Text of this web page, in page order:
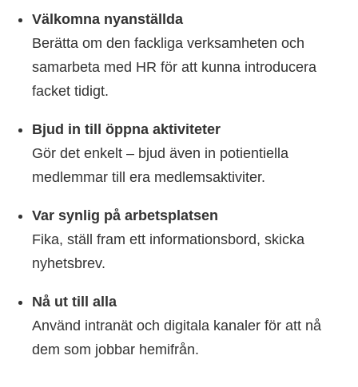
Välkomna nyanställda
Berätta om den fackliga verksamheten och
samarbeta med HR för att kunna introducera
facket tidigt.
Bjud in till öppna aktiviteter
Gör det enkelt – bjud även in potientiella
medlemmar till era medlemsaktiviter.
Var synlig på arbetsplatsen
Fika, ställ fram ett informationsbord, skicka
nyhetsbrev.
Nå ut till alla
Använd intranät och digitala kanaler för att nå
dem som jobbar hemifrån.